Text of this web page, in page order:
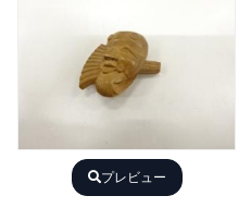
プレビュー